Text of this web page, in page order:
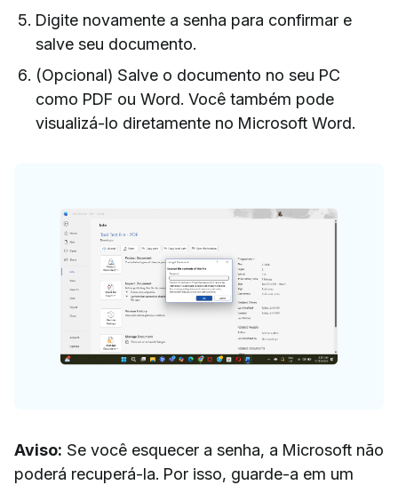
Digite novamente a senha para confirmar e
salve seu documento.
(Opcional) Salve o documento no seu PC
como PDF ou Word. Você também pode
visualizá-lo diretamente no Microsoft Word.
Aviso: Se você esquecer a senha, a Microsoft não
poderá recuperá-la. Por isso, guarde-a em um